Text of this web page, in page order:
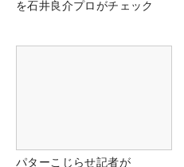
を石井良介プロがチェック
パターこじらせ記者が